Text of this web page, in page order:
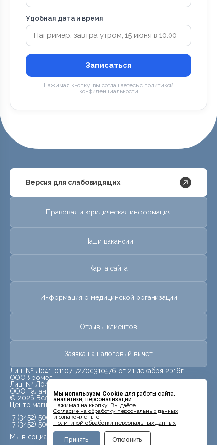
Мы используем Cookie для работы сайта,
аналитики, персонализации.
Нажимая на кнопку, Вы даёте
Cогласие на обработку персональных данных
и ознакомлены с
Политикой обработки персональных данных
Принять Отклонить
Удобная дата и время
Записаться
Нажимая кнопку, вы соглашаетесь с политикой
конфиденциальности
Версия для слабовидящих
Правовая и юридическая информация
Наши вакансии
Карта сайта
Информация о медицинской организации
Отзывы клиентов
Заявка на налоговый вычет
Лиц. № Л041-01107-72/00310576 от 21 декабря 2016г.
ООО Яромед
Лиц. № Л041-01107-72/00623073 от 31 октября 2022г.
ООО Талант
© 2026 Все права защищены.
Центр магнитно-резонансной томографии «МРТ Лидер»
Мы в социальных сетях
+7 (3452) 500-914
+7 (3452) 500-944